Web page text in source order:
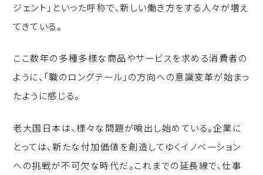
ジェント」といった呼称で、新しい働き方をする人々が増え
てきている。
ここ数年の多種多様な商品やサービスを求める消費者の
ように、「職のロングテール」の方向への意識変革が始まっ
たように感じる。
老大国日本は、様々な問題が噴出し始めている。企業に
とっては、新たな付加価値を創造してゆくイノベーション
への挑戦が不可欠な時代だ。これまでの延長線で、仕事